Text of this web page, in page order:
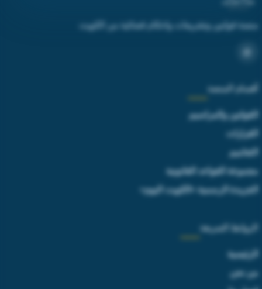
منصة قوانين وتشريعات واحكام قضائية من الكويت
أقسام المنصة
القوانين والمراسيم
القرارات
التعاميم
مجموعة القواعد القانونية
الجريدة الرسمية «الكويت اليوم»
الروابط السريعة
الرئيسية
من نحن